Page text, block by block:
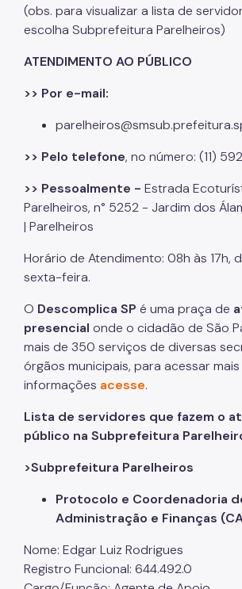
(obs. para visualizar a lista de
escolha Subprefeitura Parelheiros)
ATENDIMENTO AO PÚBLICO
>> Por e-mail:
>> Pelo telefone, no número: (11)
>> Pessoalmente - Estrada
Parelheiros, n° 5252 - Jardim dos
| Parelheiros
Horário de Atendimento: 08h às 17h,
sexta-feira.
O Descomplica SP é uma praça de
presencial onde o cidadão de São
mais de 350 serviços de diversas
órgãos municipais, para acessar mais
informações acesse.
Lista de servidores que fazem o
público na Subprefeitura
>Subprefeitura Parelheiros
Protocolo e Coordenadoria
Administração e Finanças
Nome: Edgar Luiz Rodrigues
Registro Funcional: 644.492.0